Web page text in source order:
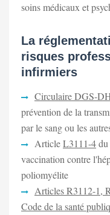
soins médicaux et
La
risques
infirmiers
Circulaire DGS-
prévention de la
par le sang ou les
ArticleL3111-4
vaccination contre
poliomyélite
ArticlesR3112-1,
Code de la santé